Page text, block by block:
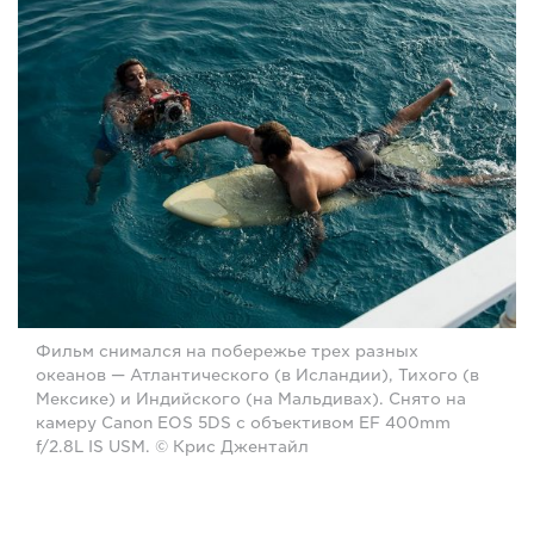
Фильм снимался на побережье трех разных
океанов — Атлантического (в Исландии), Тихого (в
Мексике) и Индийского (на Мальдивах). Снято на
камеру Canon EOS 5DS с объективом EF 400mm
f/2.8L IS USM. © Крис Джентайл